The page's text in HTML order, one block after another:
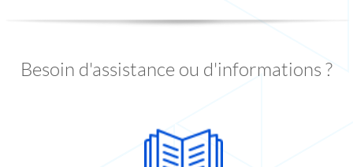
Besoin d'assistance ou d'informations ?